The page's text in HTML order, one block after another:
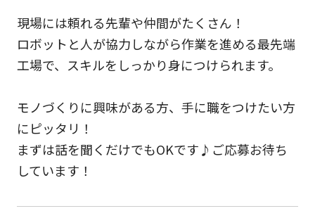
現場には頼れる先輩や仲間がたくさん！
ロボットと人が協力しながら作業を進める最先端
工場で、スキルをしっかり身につけられます。
モノづくりに興味がある方、手に職をつけたい方
にピッタリ！
まずは話を聞くだけでもOKです♪ご応募お待ち
しています！